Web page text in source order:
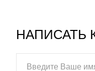
НАПИСАТЬ